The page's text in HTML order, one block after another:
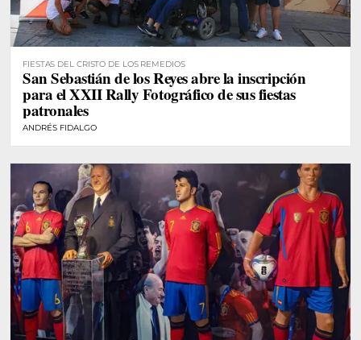
FIESTAS DEL CRISTO DE LOS REMEDIOS
San Sebastián de los Reyes abre la inscripción
para el XXII Rally Fotográfico de sus fiestas
patronales
ANDRÉS FIDALGO